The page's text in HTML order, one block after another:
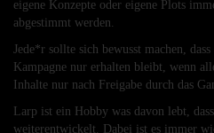
eigene Konzepte oder eigene Plots
abgestimmt werden.
Jede*r sollte sich bewusst machen,
Kampagne nur erhalten bleibt, wenn
Inhalte nur nach Freigabe durch das
Larp ist ein Hobby was davon lebt,
weiterentwickelt. Dabei ist es immer